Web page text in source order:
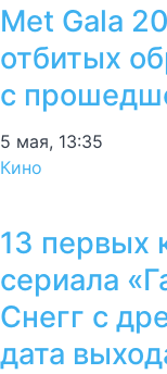
Met Gala
отбитых
с
5 мая, 13:35
Кино
13 первых
сериала
Снегг с
дата